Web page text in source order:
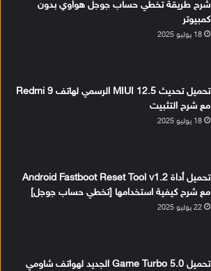
شرح طريقة تخطي حساب جوجل هواوي بدون
كمبيوتر
18 يوليو 2025
تحميل تحديث MIUI 12.5 الرسمي لهاتف Redmi 9
مع شرح التثبيت
18 يوليو 2025
تحميل أداة Android Fastboot Reset Tool v1.2
مع شرح كيفية استخدامها [تخطي حساب جوجل]
22 يوليو 2025
تحميل Game Turbo 5.0 الجديد لهواتف شاومي